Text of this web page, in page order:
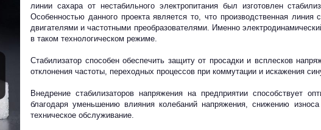
линии сахара от нестабильного электропитания был изготовлен
Особенностью данного проекта является то, что производственная линия
двигателями и частотными преобразователями. Именно
в таком технологическом режиме.
Стабилизатор способен обеспечить защиту от просадки и всплесков
отклонения частоты, переходных процессов при коммутации и искажения
Внедрение стабилизаторов напряжения на предприятии способствует
благодаря уменьшению влияния колебаний напряжения, снижению
техническое обслуживание.